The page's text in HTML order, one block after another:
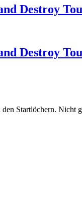
Destroy
Destroy
Startlöchern. Nicht